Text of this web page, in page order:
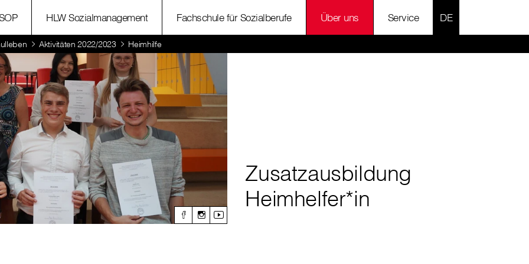
HLW Sozialmanagement Fachschule für Sozialberufe Über uns Service SPRACHE
Aktivitäten 2022/2023 Heimhilfe
Zusatzausbildung
Heimhelfer*in